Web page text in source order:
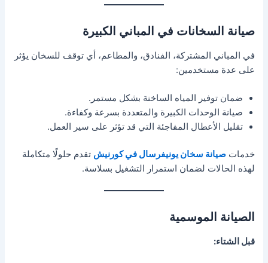
صيانة السخانات في المباني الكبيرة
في المباني المشتركة، الفنادق، والمطاعم، أي توقف للسخان يؤثر
على عدة مستخدمين:
ضمان توفير المياه الساخنة بشكل مستمر.
صيانة الوحدات الكبيرة والمتعددة بسرعة وكفاءة.
تقليل الأعطال المفاجئة التي قد تؤثر على سير العمل.
خدماتصيانة سخان يونيفرسال في كورنيش تقدم حلولًا متكاملة
لهذه الحالات لضمان استمرار التشغيل بسلاسة.
الصيانة الموسمية
قبل الشتاء: